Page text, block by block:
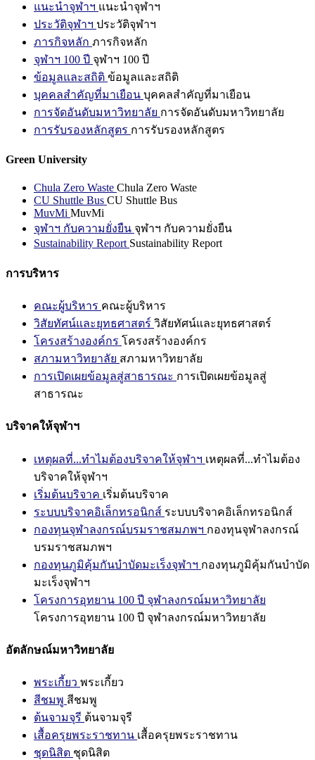
แนะนำจุฬาฯ แนะนำจุฬาฯ
ประวัติจุฬาฯ ประวัติจุฬาฯ
ภารกิจหลัก ภารกิจหลัก
จุฬาฯ 100 ปี จุฬาฯ 100 ปี
ข้อมูลและสถิติ ข้อมูลและสถิติ
บุคคลสำคัญที่มาเยือน บุคคลสำคัญที่มาเยือน
การจัดอันดับมหาวิทยาลัย การจัดอันดับมหาวิทยาลัย
การรับรองหลักสูตร การรับรองหลักสูตร
Green University
Chula Zero Waste Chula Zero Waste
CU Shuttle Bus CU Shuttle Bus
MuvMi MuvMi
จุฬาฯ กับความยั่งยืน จุฬาฯ กับความยั่งยืน
Sustainability Report Sustainability Report
การบริหาร
คณะผู้บริหาร คณะผู้บริหาร
วิสัยทัศน์และยุทธศาสตร์ วิสัยทัศน์และยุทธศาสตร์
โครงสร้างองค์กร โครงสร้างองค์กร
สภามหาวิทยาลัย สภามหาวิทยาลัย
การเปิดเผยข้อมูลสู่สาธารณะ การเปิดเผยข้อมูลสู่
สาธารณะ
บริจาคให้จุฬาฯ
เหตุผลที่...ทำไมต้องบริจาคให้จุฬาฯ เหตุผลที่...ทำไมต้อง
บริจาคให้จุฬาฯ
เริ่มต้นบริจาค เริ่มต้นบริจาค
ระบบบริจาคอิเล็กทรอนิกส์ ระบบบริจาคอิเล็กทรอนิกส์
กองทุนจุฬาลงกรณ์บรมราชสมภพฯ กองทุนจุฬาลงกรณ์
บรมราชสมภพฯ
กองทุนภูมิคุ้มกันบำบัดมะเร็งจุฬาฯ กองทุนภูมิคุ้มกันบำบัด
มะเร็งจุฬาฯ
โครงการอุทยาน 100 ปี จุฬาลงกรณ์มหาวิทยาลัย
โครงการอุทยาน 100 ปี จุฬาลงกรณ์มหาวิทยาลัย
อัตลักษณ์มหาวิทยาลัย
พระเกี้ยว พระเกี้ยว
สีชมพู สีชมพู
ต้นจามจุรี ต้นจามจุรี
เสื้อครุยพระราชทาน เสื้อครุยพระราชทาน
ชุดนิสิต ชุดนิสิต